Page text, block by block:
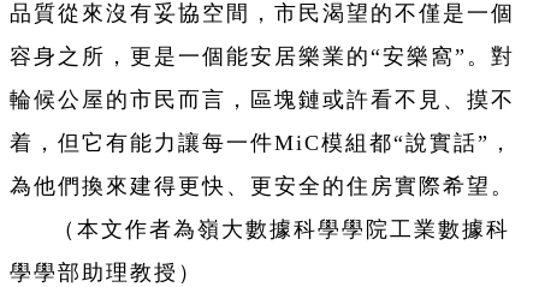
品質從來沒有妥協空間，市民渴望的不僅是一個
容身之所，更是一個能安居樂業的“安樂窩”。對
輪候公屋的市民而言，區塊鏈或許看不見、摸不
着，但它有能力讓每一件MiC模組都“說實話”，
為他們換來建得更快、更安全的住房實際希望。
（本文作者為嶺大數據科學學院工業數據科
學學部助理教授）